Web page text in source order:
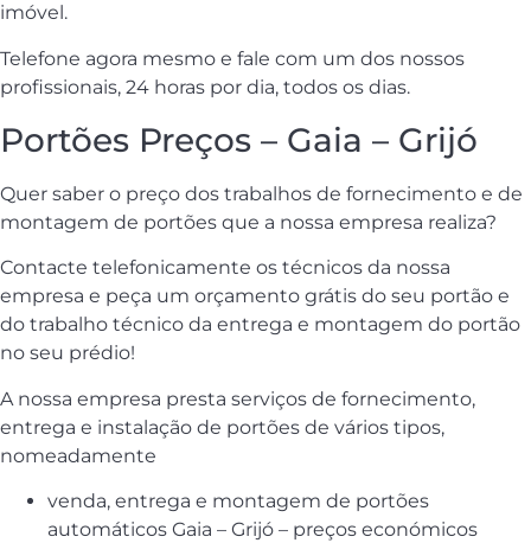
imóvel.
Telefone agora mesmo e fale com um dos nossos
profissionais, 24 horas por dia, todos os dias.
Portões Preços – Gaia – Grijó
Quer saber o preço dos trabalhos de fornecimento e de
montagem de portões que a nossa empresa realiza?
Contacte telefonicamente os técnicos da nossa
empresa e peça um orçamento grátis do seu portão e
do trabalho técnico da entrega e montagem do portão
no seu prédio!
A nossa empresa presta serviços de fornecimento,
entrega e instalação de portões de vários tipos,
nomeadamente
venda, entrega e montagem de portões
automáticos Gaia – Grijó – preços económicos